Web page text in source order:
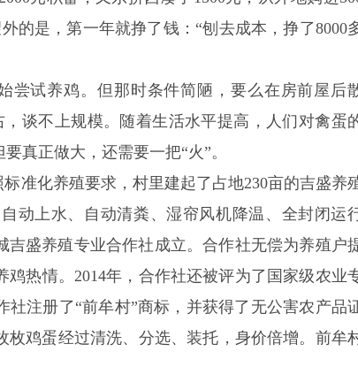
的是，第一年就挣了钱：“刨去成本，挣了8000
尝试养鸡。但那时条件简陋，要么在房前屋后
谈不上规模。随着生活水平提高，人们对禽蛋
真正做大，还需要一把“火”。
准化养殖要求，村里建起了占地230亩的吉盛养
动上水、自动清粪、湿帘风机降温、全封闭运
盛养殖专业合作社成立。合作社无偿为养殖户
热情。2014年，合作社还被评为了国家级农业
注册了“前牟村”商标，并获得了无公害农产品
鸡蛋经过清洗、分选、装托，身价倍增。前牟